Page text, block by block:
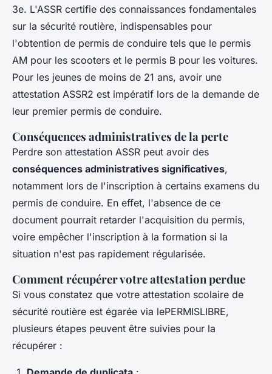
3e. L'ASSR certifie des connaissances fondamentales
sur la sécurité routière, indispensables pour
l'obtention de permis de conduire tels que le permis
AM pour les scooters et le permis B pour les voitures.
Pour les jeunes de moins de 21 ans, avoir une
attestation ASSR2 est impératif lors de la demande de
leur premier permis de conduire.
Conséquences administratives de la perte
Perdre son attestation ASSR peut avoir des
conséquences administratives significatives,
notamment lors de l'inscription à certains examens du
permis de conduire. En effet, l'absence de ce
document pourrait retarder l'acquisition du permis,
voire empêcher l'inscription à la formation si la
situation n'est pas rapidement régularisée.
Comment récupérer votre attestation perdue
Si vous constatez que votre attestation scolaire de
sécurité routière est égarée via lePERMISLIBRE,
plusieurs étapes peuvent être suivies pour la
récupérer :